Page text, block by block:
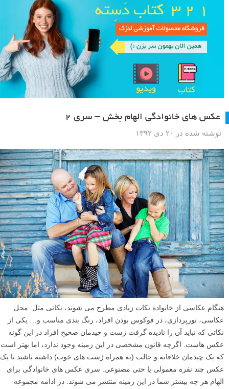
عکس های خانوادگی الهام بخش – سری ۲
نوشته شده در ۲۰ دی ۱۳۹۲
هنگام عکاسی از خانواده نکات زیادی مطرح می شوند، نکاتی مثل: محل
عکاسی، نورپردازی، در فوکوس بودن افراد، رنگ بندی مناسب و… یکی از
نکاتی که نباید آن را نادیده گرفت ژست و چیدمان صحیح افراد در این گونه
عکس هاست. اگرچه قانون مشخصی در این زمینه وجود ندارد، اما بهتر است
که یک چیدمان خلاقانه و جالب (به همراه ژست های خوب) داشته باشید تا یک
عکس چند نفره معمولی یا حتی مصنوعی. سری عکس های خانوادگی برای
الهام هر چه بیشتر شما در این زمینه منتشر می شوند. در ادامه مجموعه